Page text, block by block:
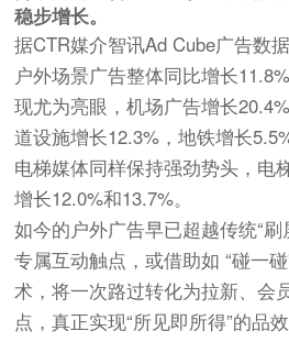
稳步增长。
据CTR媒介智讯Ad Cube广告数
户外场景广告整体同比增长
现尤为亮眼，机场广告增长
道设施增长12.3%，地铁增长
电梯媒体同样保持强劲势头，电
增长12.0%和13.7%。
如今的户外广告早已超越传统“
专属互动触点，或借助如 “碰一
术，将一次路过转化为拉新、会
点，真正实现“所见即所得”的品效